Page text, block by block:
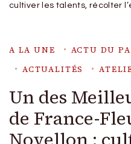
cultiver les talents, récolter
A LA UNE
ACTU DU
ACTUALITÉS
Un des
de France-